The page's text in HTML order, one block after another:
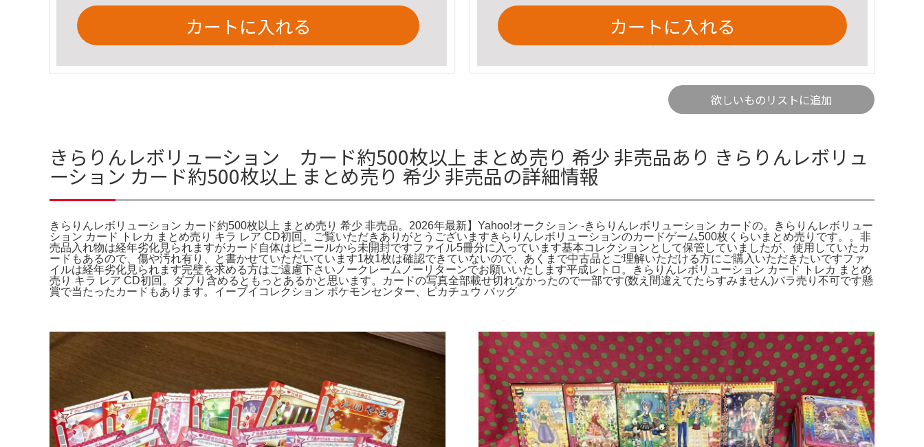
カートに入れる カートに入れる
欲しいものリストに追加
きらりんレボリューション カード約500枚以上 まとめ売り 希少 非売品あり きらりんレボリュ
ーション カード約500枚以上 まとめ売り 希少 非売品の詳細情報
きらりんレボリューション カード約500枚以上 まとめ売り 希少 非売品。2026年最新】Yahoo!オークション -きらりんレボリューション カードの。きらりんレボリュー
ション カード トレカ まとめ売り キラ レア CD初回。ご覧いただきありがとうございますきらりんレボリューションのカードゲーム500枚くらいまとめ売りです。。非
売品入れ物は経年劣化見られますがカード自体はビニールから未開封ですファイル5冊分に入っています基本コレクションとして保管していましたが、使用していたカ
ードもあるので、傷や汚れ有り、と書かせていただいています1枚1枚は確認できていないので、あくまで中古品とご理解いただける方にご購入いただきたいですファ
イルは経年劣化見られます完璧を求める方はご遠慮下さいノークレームノーリターンでお願いいたします平成レトロ。きらりんレボリューション カード トレカ まとめ
売り キラ レア CD初回。ダブり含めるともっとあるかと思います。カードの写真全部載せ切れなかったので一部です(数え間違えてたらすみません)バラ売り不可です懸
賞で当たったカードもあります。イーブイコレクション ポケモンセンター、ピカチュウ バッグ